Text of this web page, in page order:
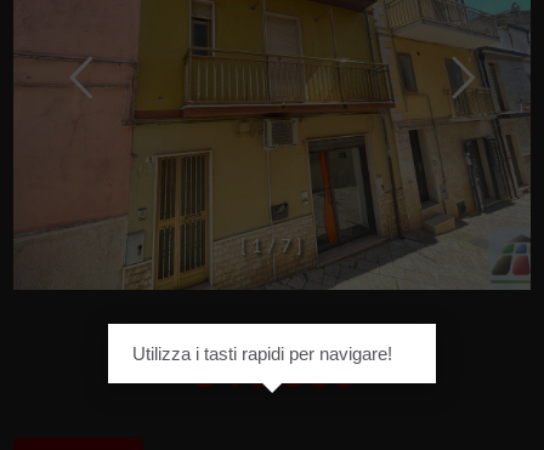
1 / 7
€ 70.000
Utilizza i tasti rapidi per navigare!